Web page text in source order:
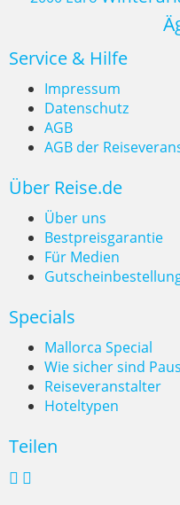
Service & Hilfe
Impressum
Datenschutz
AGB
AGB der
Über Reise.de
Über uns
Bestpreisgarantie
Für Medien
Specials
Mallorca Special
Wie sicher sind
Reiseveranstalter
Hoteltypen
Teilen